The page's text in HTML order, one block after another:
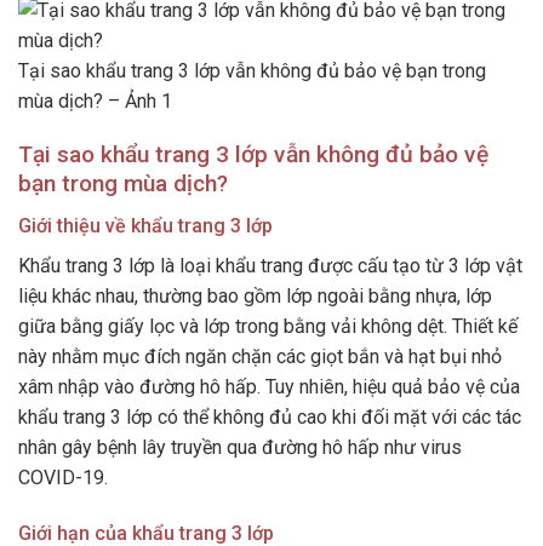
Tại sao khẩu trang 3 lớp vẫn không đủ bảo vệ bạn trong
mùa dịch? – Ảnh 1
Tại sao khẩu trang 3 lớp vẫn không đủ bảo vệ
bạn trong mùa dịch?
Giới thiệu về khẩu trang 3 lớp
Khẩu trang 3 lớp là loại khẩu trang được cấu tạo từ 3 lớp vật
liệu khác nhau, thường bao gồm lớp ngoài bằng nhựa, lớp
giữa bằng giấy lọc và lớp trong bằng vải không dệt. Thiết kế
này nhằm mục đích ngăn chặn các giọt bắn và hạt bụi nhỏ
xâm nhập vào đường hô hấp. Tuy nhiên, hiệu quả bảo vệ của
khẩu trang 3 lớp có thể không đủ cao khi đối mặt với các tác
nhân gây bệnh lây truyền qua đường hô hấp như virus
COVID-19.
Giới hạn của khẩu trang 3 lớp